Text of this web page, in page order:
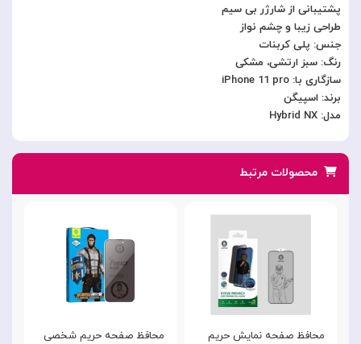
پشتیبانی از شارژر بی سیم
طراحی زیبا و چشم نواز
جنس: پلی کربنات
رنگ: سبز ارتشی، مشکی
سازگاری با: iPhone 11 pro
برند: اسپیگن
مدل: Hybrid NX
محصولات مرتبط
محافظ صفحه حریم شخصی
محافظ صفحه نمایش حریم